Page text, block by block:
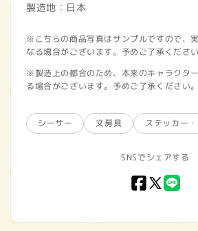
製造地：日本
※こちらの商品写真はサンプルですので、
なる場合がございます。予めご了承ください
※製造上の都合のため、本来のキャラクタ
る場合がございます。予めご了承ください。
シーサー 文房具 ステッカー
SNSでシェアする
Facebook
X